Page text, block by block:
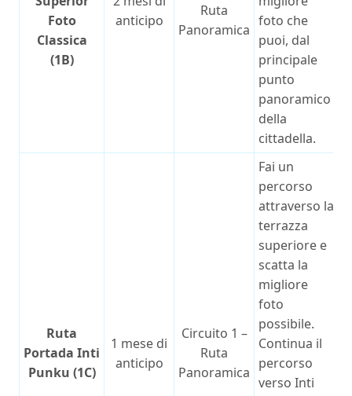
Foto
Classica
(1B)
anticipo
Ruta
Panoramica
foto che
puoi, dal
principale
punto
panoramico
della
cittadella.
Ruta
Portada Inti
Punku (1C)
1 mese di
anticipo
Circuito 1 –
Ruta
Panoramica
Fai un
percorso
attraverso la
terrazza
superiore e
scatta la
migliore
foto
possibile.
Continua il
percorso
verso Inti